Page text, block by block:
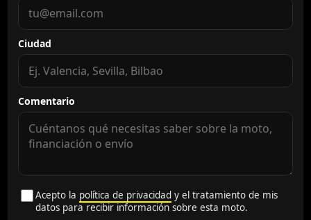
Ciudad
Comentario
Acepto la política de privacidad y el tratamiento de mis
datos para recibir información sobre esta moto.